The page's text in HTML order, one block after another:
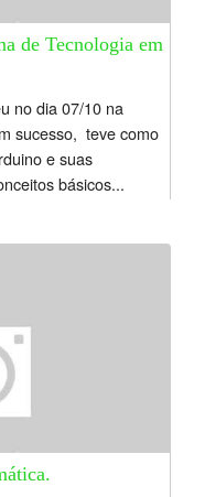
de Tecnologia em
no dia 07/10 na
sucesso, teve como
e suas
básicos...